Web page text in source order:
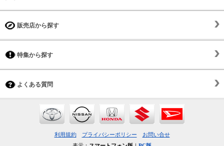
販売店から探す
特集から探す
よくある質問
利用規約 プライバシーポリシー
お問い合せ